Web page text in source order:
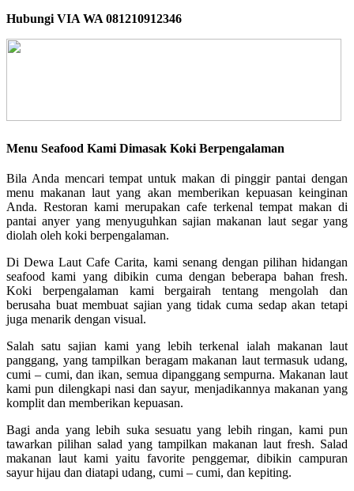
Hubungi VIA WA 081210912346
Menu Seafood Kami Dimasak Koki Berpengalaman
Bila Anda mencari tempat untuk makan di pinggir pantai dengan
menu makanan laut yang akan memberikan kepuasan keinginan
Anda. Restoran kami merupakan cafe terkenal tempat makan di
pantai anyer yang menyuguhkan sajian makanan laut segar yang
diolah oleh koki berpengalaman.
Di Dewa Laut Cafe Carita, kami senang dengan pilihan hidangan
seafood kami yang dibikin cuma dengan beberapa bahan fresh.
Koki berpengalaman kami bergairah tentang mengolah dan
berusaha buat membuat sajian yang tidak cuma sedap akan tetapi
juga menarik dengan visual.
Salah satu sajian kami yang lebih terkenal ialah makanan laut
panggang, yang tampilkan beragam makanan laut termasuk udang,
cumi – cumi, dan ikan, semua dipanggang sempurna. Makanan laut
kami pun dilengkapi nasi dan sayur, menjadikannya makanan yang
komplit dan memberikan kepuasan.
Bagi anda yang lebih suka sesuatu yang lebih ringan, kami pun
tawarkan pilihan salad yang tampilkan makanan laut fresh. Salad
makanan laut kami yaitu favorite penggemar, dibikin campuran
sayur hijau dan diatapi udang, cumi – cumi, dan kepiting.